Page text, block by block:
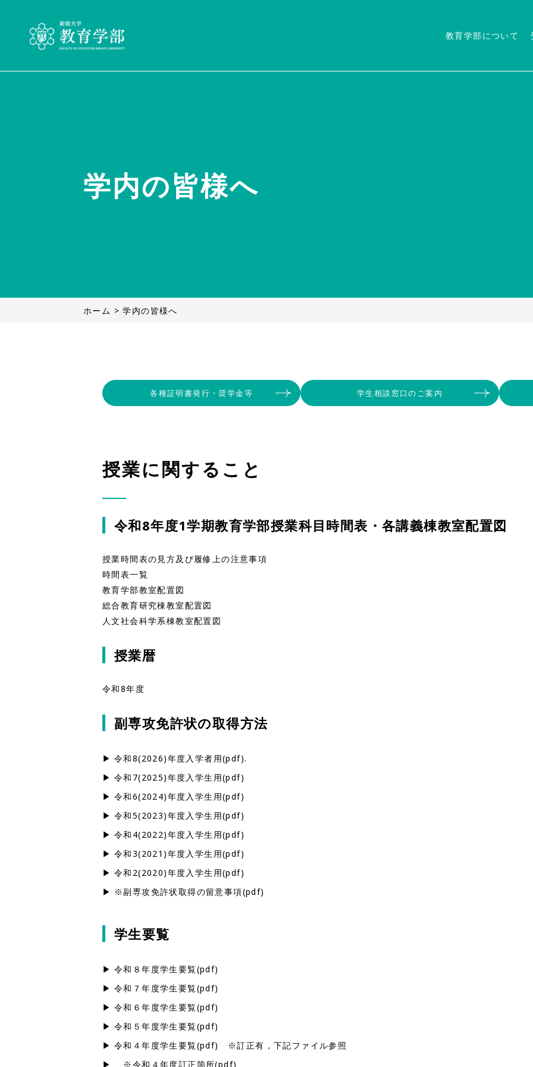
教育学部について
学内の皆様へ
ホーム >学内の皆様へ
各種証明書発行・奨学金等 学生相談窓口のご案内
授業に関すること
令和8年度1学期教育学部授業科目時間表・各講義棟教室配置図
授業時間表の見方及び履修上の注意事項
時間表一覧
教育学部教室配置図
総合教育研究棟教室配置図
人文社会科学系棟教室配置図
授業暦
令和8年度
副専攻免許状の取得方法
令和8(2026)年度入学者用(pdf).
令和7(2025)年度入学生用(pdf)
令和6(2024)年度入学生用(pdf)
令和5(2023)年度入学生用(pdf)
令和4(2022)年度入学生用(pdf)
令和3(2021)年度入学生用(pdf)
令和2(2020)年度入学生用(pdf)
※副専攻免許状取得の留意事項(pdf)
学生要覧
令和８年度学生要覧(pdf)
令和７年度学生要覧(pdf)
令和６年度学生要覧(pdf)
令和５年度学生要覧(pdf)
令和４年度学生要覧(pdf)
※訂正有，下記ファイル参照
※令和４年度訂正箇所(pdf)